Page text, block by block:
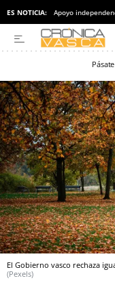
ES NOTICIA: Apoyo
El Gobierno vasco rechaza
(Pexels)